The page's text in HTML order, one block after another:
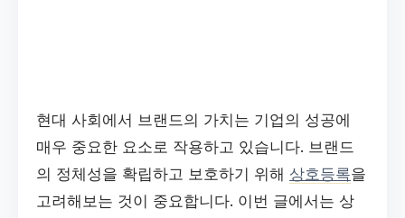
현대 사회에서 브랜드의 가치는 기업의 성공에
매우 중요한 요소로 작용하고 있습니다. 브랜드
의 정체성을 확립하고 보호하기 위해 상호등록을
고려해보는 것이 중요합니다. 이번 글에서는 상